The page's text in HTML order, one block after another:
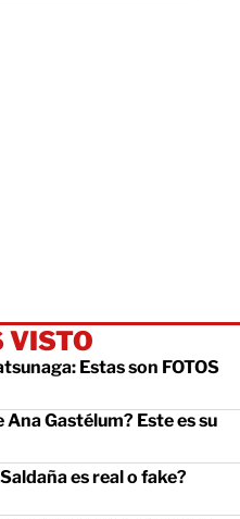
VISTO
Estas son FOTOS
Ana Gastélum? Este es su
es real o fake?